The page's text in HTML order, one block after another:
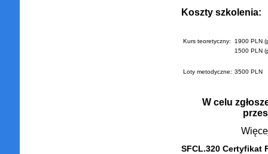
Koszty szkolenia:
Kurs teoretyczny:
1900 PLN
1500 PLN
Loty metodyczne: 3500 PLN
W celu
SFCL.320 Certyfikat